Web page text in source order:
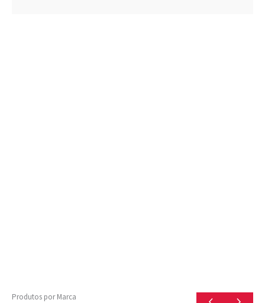
Produtos por Marca